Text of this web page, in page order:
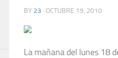
BY 23 · OCTUBRE 19, 2010
La mañana del lunes 18